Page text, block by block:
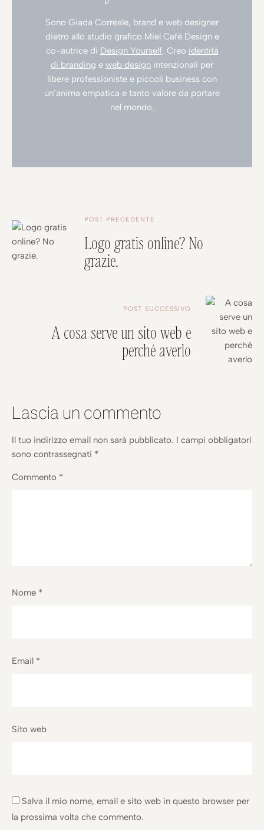
Sono Giada Correale, brand e web designer
dietro allo studio grafico Miel Cafè Design e
co-autrice di Design Yourself. Creo identità
di branding e web design intenzionali per
libere professioniste e piccoli business con
un’anima empatica e tanto valore da portare
nel mondo.
POST PRECEDENTE
Logo gratis online? No
grazie.
POST SUCCESSIVO
A cosa serve un sito web e
perché averlo
Lascia un commento
Il tuo indirizzo email non sarà pubblicato. I campi obbligatori
sono contrassegnati *
Commento *
Nome *
Email *
Sito web
Salva il mio nome, email e sito web in questo browser per
la prossima volta che commento.